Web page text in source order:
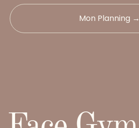
Mon Planning →